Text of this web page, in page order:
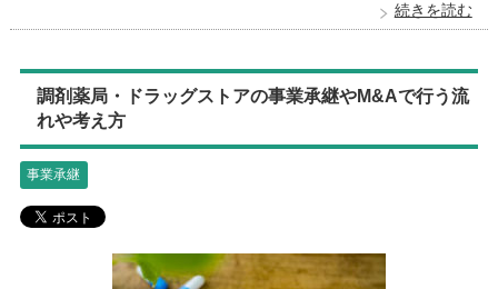
続きを読む
調剤薬局・ドラッグストアの事業承継やM&Aで行う流
れや考え方
事業承継